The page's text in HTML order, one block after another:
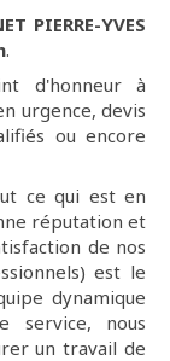
PIERRE-YVES
.
d'honneur à
urgence, devis
ou encore
ce qui est en
réputation et
de nos
est le
dynamique
service, nous
un travail de